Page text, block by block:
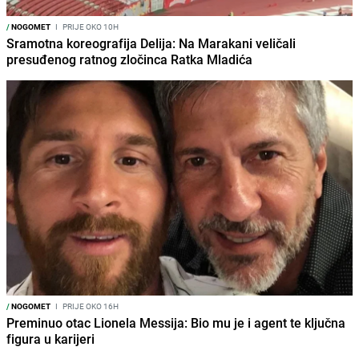
/NOGOMET I PRIJE OKO 10H
Sramotna koreografija Delija: Na Marakani veličali
presuđenog ratnog zločinca Ratka Mladića
/NOGOMET I PRIJE OKO 16H
Preminuo otac Lionela Messija: Bio mu je i agent te ključna
figura u karijeri